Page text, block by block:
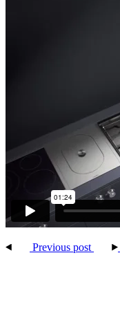
Previous post